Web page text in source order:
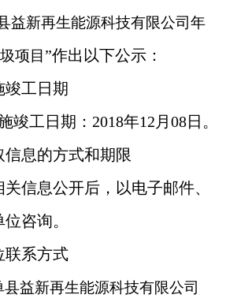
益新再生能源科技有限公司年
项目 ”作出以下公示：
竣工日期
竣工日期： 2018年12 月 08日 。
息的方式和期限
信息公开后，以电子邮件、
咨询。
联系方式
县益新再生能源科技有限公司